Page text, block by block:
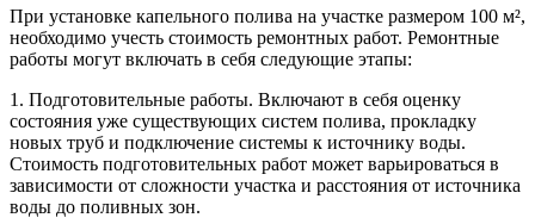
При установке капельного полива на участке размером 100 м²,
необходимо учесть стоимость ремонтных работ. Ремонтные
работы могут включать в себя следующие этапы:
1. Подготовительные работы. Включают в себя оценку
состояния уже существующих систем полива, прокладку
новых труб и подключение системы к источнику воды.
Стоимость подготовительных работ может варьироваться в
зависимости от сложности участка и расстояния от источника
воды до поливных зон.